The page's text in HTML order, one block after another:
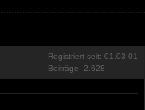
Registriert seit: 01.03.01
Beiträge: 2.628